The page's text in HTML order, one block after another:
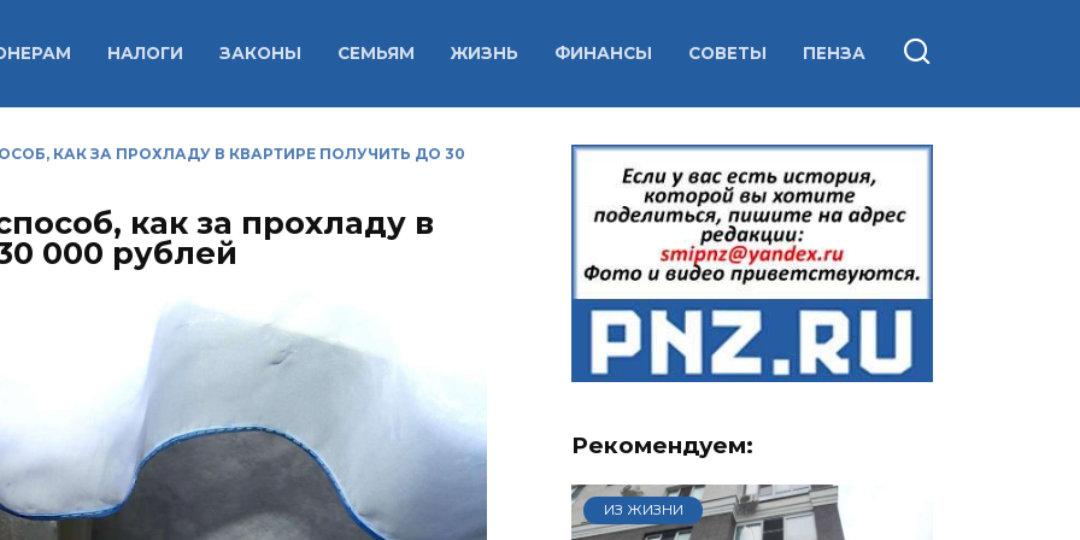
НАЛОГИ ЗАКОНЫ СЕМЬЯМ ЖИЗНЬ ФИНАНСЫ СОВЕТЫ ПЕНЗА
КАК ЗА ПРОХЛАДУ В КВАРТИРЕ ПОЛУЧИТЬ ДО 30
как за прохладу в
000 рублей
Рекомендуем:
ИЗ ЖИЗНИ